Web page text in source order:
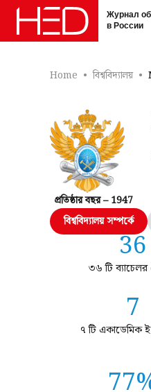
Журнал
в России
Home বিশ্ববিদ্যালয়
প্রতিষ্ঠার বছর – 1947
বিশ্ববিদ্যালয় সম্পর্কে
36
৩৬ টি ব্যাচেলর
7
৭ টি একাডেমিক